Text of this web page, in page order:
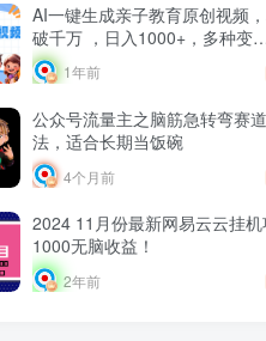
AI一键生成亲子教育原创视频
破千万 ，日入1000+，多种变
1年前
公众号流量主之脑筋急转弯赛
法，适合长期当饭碗
4个月前
2024 11月份最新网易云云挂机
1000无脑收益！
2年前